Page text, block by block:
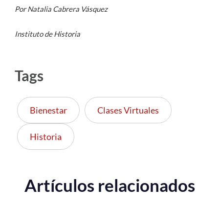
Por Natalia Cabrera Vásquez
Instituto de Historia
Tags
Bienestar Clases Virtuales
Historia
Artículos relacionados